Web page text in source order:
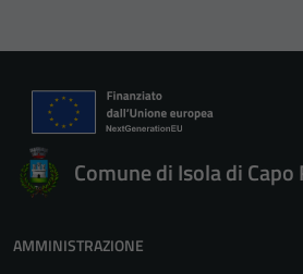
Comune di Isola di Capo
AMMINISTRAZIONE